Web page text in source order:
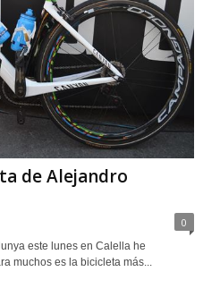
de Alejandro
0
este lunes en Calella he
muchos es la bicicleta más...